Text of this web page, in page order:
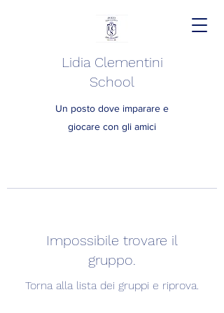
Lidia Clementini
School
Un posto dove imparare e
giocare con gli amici
Impossibile trovare il
gruppo.
Torna alla lista dei gruppi e riprova.